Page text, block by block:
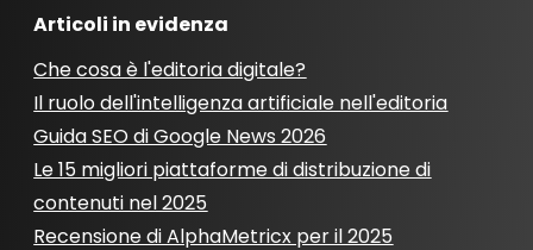
Articoli in evidenza
Che cosa è l'editoria digitale?
Il ruolo dell'intelligenza artificiale nell'editoria
Guida SEO di Google News 2026
Le 15 migliori piattaforme di distribuzione di
contenuti nel 2025
Recensione di AlphaMetricx per il 2025